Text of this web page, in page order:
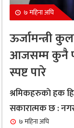
१ महिना अघि
७
सम्पन्न
१ महिना अघि
८
सबै क्षेत्र,
विनियाेजन
१ महिना अघि
७ महिना अघि
ऊर्जामन्त्री
आजसम्म कुनै
स्पष्ट पारे
श्रमिकहरुकाे हक
सकारात्मक छ :
७ महिना अघि